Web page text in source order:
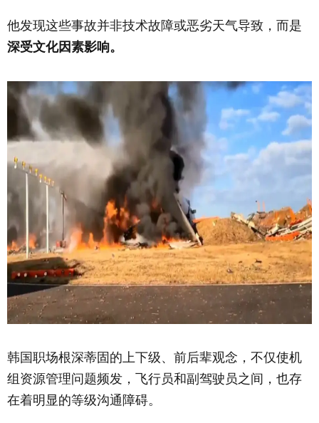
他发现这些事故并非技术故障或恶劣天气导致，而是
深受文化因素影响。
韩国职场根深蒂固的上下级、前后辈观念，不仅使机
组资源管理问题频发，飞行员和副驾驶员之间，也存
在着明显的等级沟通障碍。